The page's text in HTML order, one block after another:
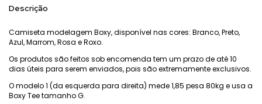
Descrição
Camiseta modelagem Boxy, disponível nas cores: Branco, Preto,
Azul, Marrom, Rosa e Roxo.
Os produtos são feitos sob encomenda tem um prazo de até 10
dias úteis para serem enviados, pois são extremamente exclusivos.
O modelo 1 (da esquerda para direita) mede 1,85 pesa 80kg e usa a
Boxy Tee tamanho G.